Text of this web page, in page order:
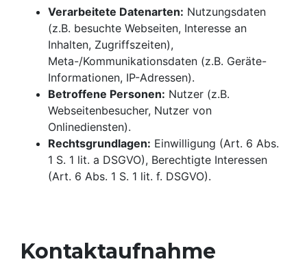
Verarbeitete Datenarten:
(z.B. besuchte Webseiten, Interesse an
Inhalten, Zugriffszeiten),
Meta-/Kommunikationsdaten (z.B. Geräte-
Informationen, IP-Adressen).
Betroffene Personen: Nutzer (z.B.
Webseitenbesucher, Nutzer von
Onlinediensten).
Rechtsgrundlagen: Einwilligung (Art. 6 Abs.
1 S. 1 lit. a DSGVO), Berechtigte Interessen
(Art. 6 Abs. 1 S. 1 lit. f. DSGVO).
Kontaktaufnahme